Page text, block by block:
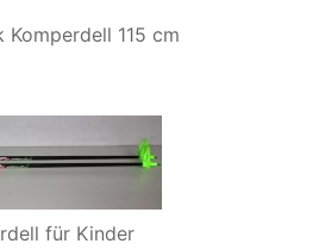
115 cm
für Kinder